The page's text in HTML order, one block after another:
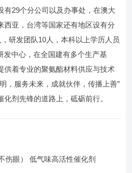
有29个分公司以及办事处，在澳大
西亚，台湾等国家还有地区设有分
研发团队10人，本科以上学历人员
发中心，在全国建有多个生产基
供着专业的聚氨酯材料供应与技术
，服务未来，成就伙伴，传播上善”
剂先锋的道路上，砥砺前行。
伤眼） 低气味高活性催化剂